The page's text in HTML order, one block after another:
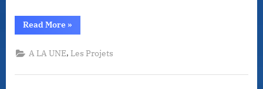
Read More“La
4èmeF
les
ondes”
»
A LA UNE,Les Projets